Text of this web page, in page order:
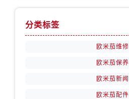
分类标签
欧米茄维修
欧米茄保养
欧米茄新闻
欧米茄配件